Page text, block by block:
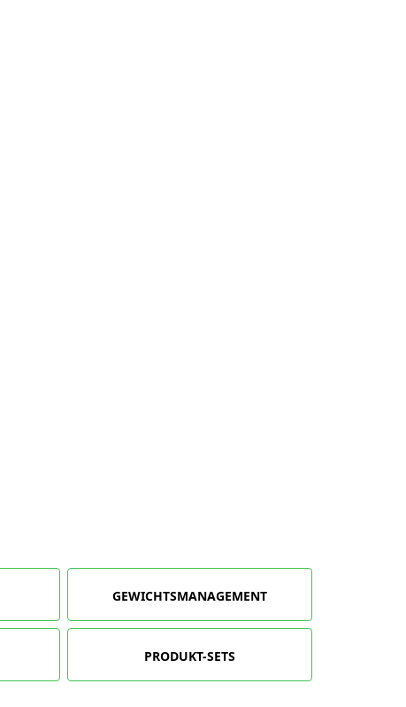
GEWICHTSMANAGEMENT
PRODUKT-SETS